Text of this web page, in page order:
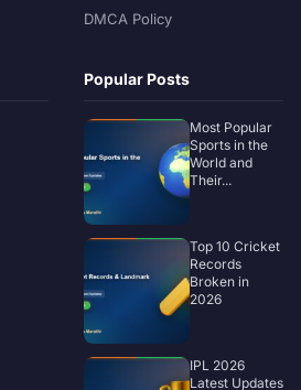
DMCA Policy
Popular Posts
Most Popular
Sports in the
World and
Their...
Top 10 Cricket
Records
Broken in
2026
IPL 2026
Latest Updates